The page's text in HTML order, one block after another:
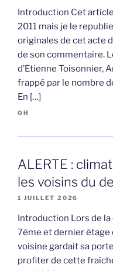
Introduction Cet
2011 mais je le
originales de cet acte
de son commentaire.
d’Etienne Toisonnier,
frappé par le nombre
En […]
OH
ALERTE :
les voisins du
1 JUILLET 2026
Introduction Lors de
7ème et dernier étage
voisine gardait sa
profiter de cette